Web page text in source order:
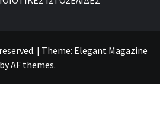
| Theme: Elegant Magazine
byAF themes.